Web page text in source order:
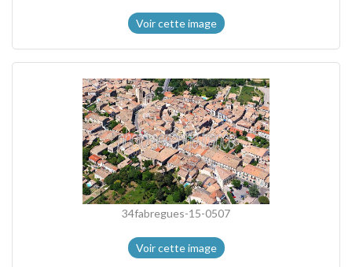
Voir cette image
34fabregues-15-0507
Voir cette image